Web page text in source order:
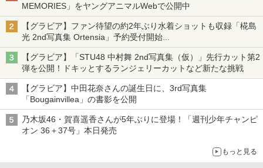
MEMORIES」をヤングアニマルWebで公開中
【グラビア】ファン待望の約2年ぶり水着ショットも収録「椛島
光 2nd写真集 Ortensia」予約受付開始
10月30日発売
【グラビア】「STU48 中村舞 2nd写真集（仮）」先行カット第2
弾を公開！ドキッとするランジェリーカットなど新たな挑戦
【グラビア】中田花奈さんの誕生日に、3rd写真集
「Bougainvillea」の書影を公開
乃木坂46・賀喜遥香さんが5年ぶりに登場！「週刊少年チャンピ
オン 36＋37号」本日発売
もっと見る